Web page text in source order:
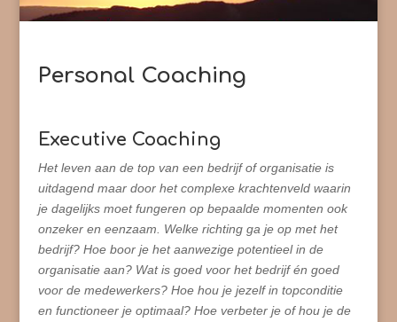
Personal Coaching
Executive Coaching
Het leven aan de top van een bedrijf of organisatie is
uitdagend maar door het complexe krachtenveld waarin
je dagelijks moet fungeren op bepaalde momenten ook
onzeker en eenzaam. Welke richting ga je op met het
bedrijf? Hoe boor je het aanwezige potentieel in de
organisatie aan? Wat is goed voor het bedrijf én goed
voor de medewerkers? Hoe hou je jezelf in topconditie
en functioneer je optimaal? Hoe verbeter je of hou je de